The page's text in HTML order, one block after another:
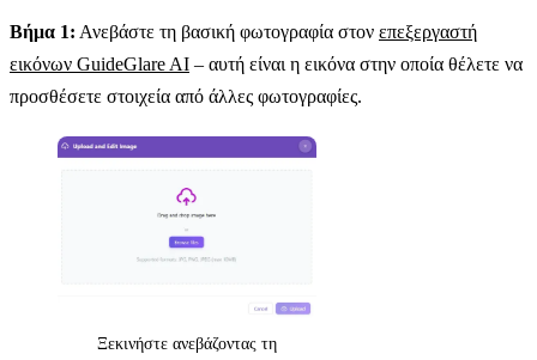
Βήμα 1: Ανεβάστε τη βασική φωτογραφία στον επεξεργαστή
εικόνων GuideGlare AI – αυτή είναι η εικόνα στην οποία θέλετε να
προσθέσετε στοιχεία από άλλες φωτογραφίες.
Ξεκινήστε ανεβάζοντας τη